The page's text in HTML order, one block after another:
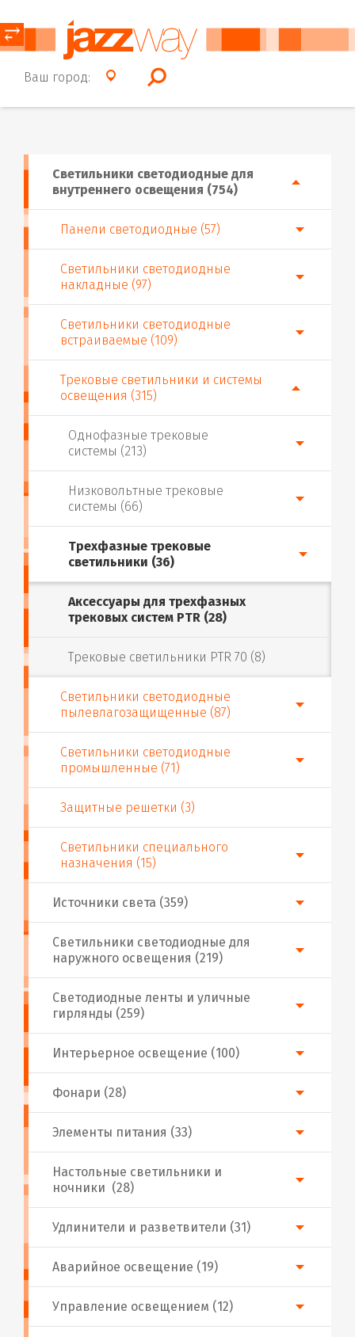
Ваш город:
⥂
Фонари (28)
Аварийное освещение (19)
Настольные светильники и
ночники (28)
Интерьерное освещение (100)
Источники света (359)
Светодиодные ленты и уличные
гирлянды (259)
Светильники светодиодные для
внутреннего освещения (754)
Панели светодиодные (57)
Светильники светодиодные
накладные (97)
Светильники светодиодные
встраиваемые (109)
Трековые светильники и системы
освещения (315)
Однофазные трековые
системы (213)
Низковольтные трековые
системы (66)
Трехфазные трековые
светильники (36)
Аксессуары для трехфазных
трековых систем PTR (28)
Трековые светильники PTR 70 (8)
Светильники светодиодные
пылевлагозащищенные (87)
Светильники светодиодные
промышленные (71)
Защитные решетки (3)
Светильники специального
назначения (15)
Светильники светодиодные для
наружного освещения (219)
Удлинители и разветвители (31)
Управление освещением (12)
Элементы питания (33)